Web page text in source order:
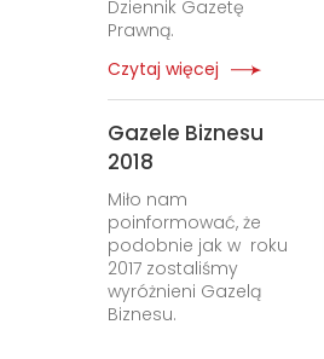
Dziennik Gazetę
Prawną.
Czytaj więcej
Gazele Biznesu
2018
Miło nam
poinformować, że
podobnie jak w roku
2017 zostaliśmy
wyróżnieni Gazelą
Biznesu.